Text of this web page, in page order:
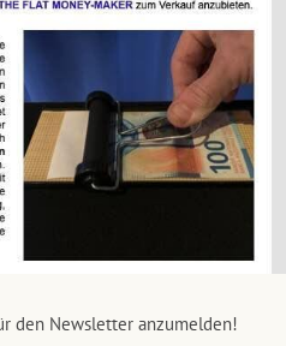
den Newsletter anzumelden!